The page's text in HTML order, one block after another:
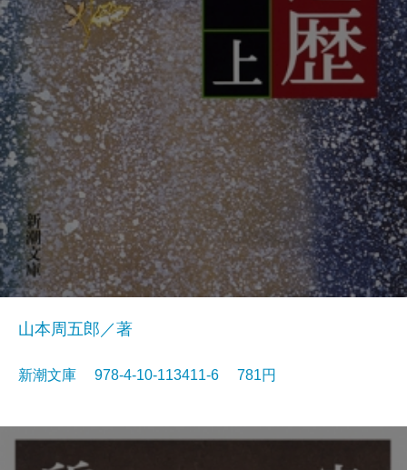
山本周五郎／著
新潮文庫 978-4-10-113411-6 781円